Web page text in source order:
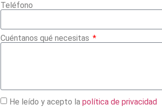
Teléfono
Cuéntanos qué necesitas
He leído y acepto la política de privacidad